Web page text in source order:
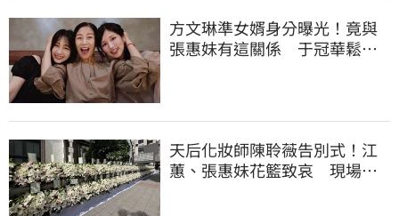
方文琳準女婿身分曝光！竟與
張惠妹有這關係 于冠華鬆口
天后化妝師陳聆薇告別式！江
蕙、張惠妹花籃致哀 現場白